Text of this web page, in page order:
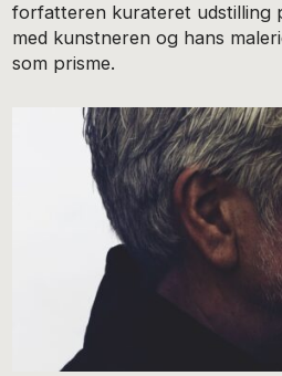
forfatteren kurateret udstilling
med kunstneren og hans
som prisme.